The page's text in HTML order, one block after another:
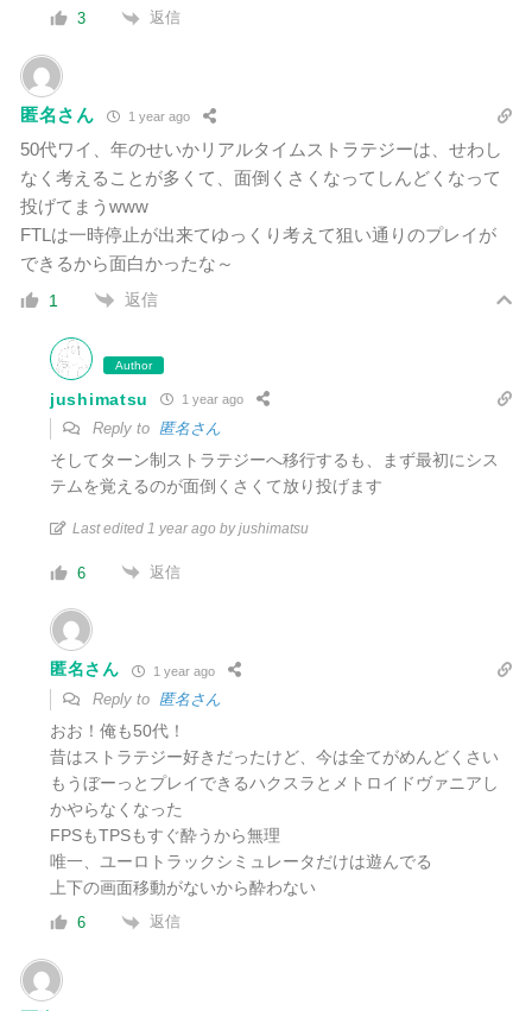
3 返信
匿名さん 1 year ago
50代ワイ、年のせいかリアルタイムストラテジーは、せわし
なく考えることが多くて、面倒くさくなってしんどくなって
投げてまうwww
FTLは一時停止が出来てゆっくり考えて狙い通りのプレイが
できるから面白かったな～
1 返信
Author
jushimatsu 1 year ago
Reply to 匿名さん
そしてターン制ストラテジーへ移行するも、まず最初にシス
テムを覚えるのが面倒くさくて放り投げます
Last edited 1 year ago by jushimatsu
6 返信
匿名さん 1 year ago
Reply to 匿名さん
おお！俺も50代！
昔はストラテジー好きだったけど、今は全てがめんどくさい
もうぼーっとプレイできるハクスラとメトロイドヴァニアし
かやらなくなった
FPSもTPSもすぐ酔うから無理
唯一、ユーロトラックシミュレータだけは遊んでる
上下の画面移動がないから酔わない
6 返信